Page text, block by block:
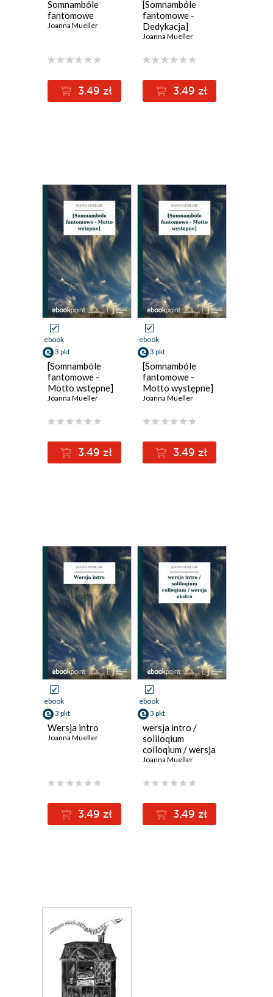
Somnambóle
fantomowe
Joanna Mueller
3.49 zł
[Somnambóle
fantomowe -
Dedykacja]
Joanna Mueller
3.49 zł
ebook
3 pkt
[Somnambóle
fantomowe -
Motto wstępne]
Joanna Mueller
3.49 zł
ebook
3 pkt
[Somnambóle
fantomowe -
Motto występne]
Joanna Mueller
3.49 zł
ebook
3 pkt
Wersja intro
Joanna Mueller
3.49 zł
ebook
3 pkt
wersja intro /
soliloqium
colloqium / wersja
ekstra
Joanna Mueller
3.49 zł